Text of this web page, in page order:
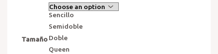
Tamaño
Sencillo
Semidoble
Doble
Queen